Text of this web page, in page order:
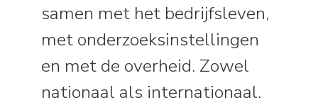
samen met het bedrijfsleven,
met onderzoeksinstellingen
en met de overheid. Zowel
nationaal als internationaal.